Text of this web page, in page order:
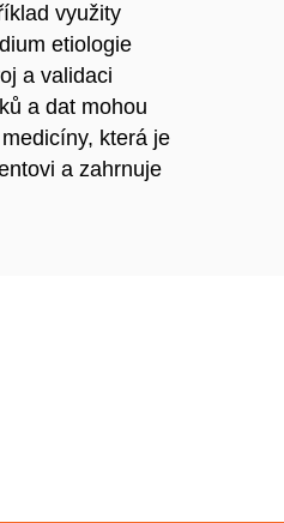
využity
etiologie
a validaci
a dat mohou
která je
a zahrnuje